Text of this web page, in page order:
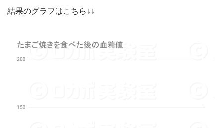
結果のグラフはこちら↓↓